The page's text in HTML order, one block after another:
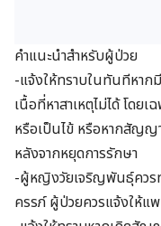
คำแนะนำสำหรับผู้ป่วย
-แจ้งให้ทราบในทันทีหาก
เนื้อที่หาสาเหตุไม่ได้ โดย
หรือเป็นไข้ หรือหากสัญ
หลังจากหยุดการรักษา
-ผู้หญิงวัยเจริญพันธุ์ควร
ครรภ์ ผู้ป่วยควรแจ้งให้